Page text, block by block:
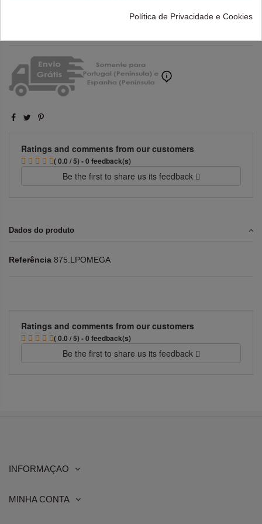
Adicionar ao carrinho
Ratings and comments from our customers
( 0.0 / 5) - 0 feedback(s)
Be the first to share us its feedback
Dados do produto
Referência 875.LPOMEGA
Ratings and comments from our customers
( 0.0 / 5) - 0 feedback(s)
Be the first to share us its feedback
INFORMAÇAO
MINHA CONTA
Política de Privacidade e Cookies